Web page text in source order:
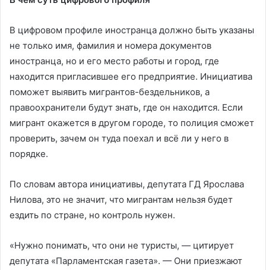
В цифровом профиле иностранца должно быть указаны
не только имя, фамилия и номера документов
иностранца, но и его место работы и город, где
находится пригласившее его предприятие. Инициатива
поможет выявить мигрантов-бездельников, а
правоохранители будут знать, где он находится. Если
мигрант окажется в другом городе, то полиция сможет
проверить, зачем он туда поехал и всё ли у него в
порядке.
По словам автора инициативы, депутата ГД Ярослава
Нилова, это не значит, что мигрантам нельзя будет
ездить по стране, но контроль нужен.
«Нужно понимать, что они не туристы, — цитирует
депутата «Парламентская газета». — Они приезжают